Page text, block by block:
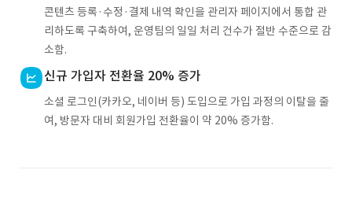
콘텐츠 등록·수정·결제 내역 확인을 관리자 페이지에서 통합 관
리하도록 구축하여, 운영팀의 일일 처리 건수가 절반 수준으로 감
소함.
신규 가입자 전환율 20% 증가
소셜 로그인(카카오, 네이버 등) 도입으로 가입 과정의 이탈을 줄
여, 방문자 대비 회원가입 전환율이 약 20% 증가함.